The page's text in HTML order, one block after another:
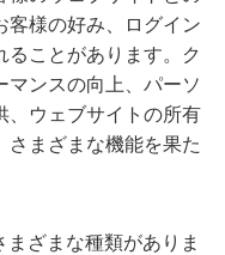
客様の好み、ログイン
ことがあります。ク
マンスの向上、パーソ
、ウェブサイトの所有
まざまな機能を果た
まざまな種類がありま